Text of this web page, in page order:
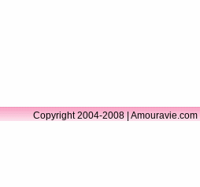
Copyright 2004-2008 |